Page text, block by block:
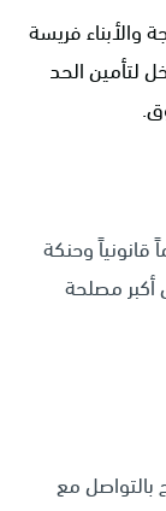
والأبناء فريسة
لتأمين الحد
قانونياً وحنكة
مصلحة
بالتواصل مع